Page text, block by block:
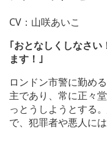
CV：山咲あいこ
｢おとなしくしなさ
ます！｣
ロンドン市警に勤め
主であり、常に正々
っとうしようとする
で、犯罪者や悪人に